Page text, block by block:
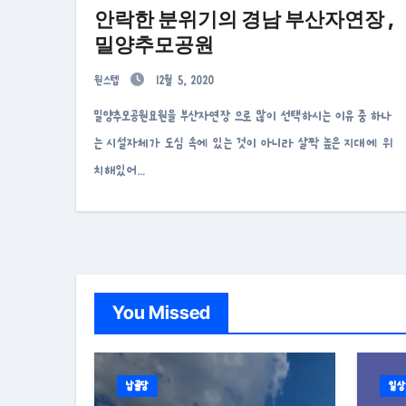
안락한 분위기의 경남 부산자연장 ,
밀양추모공원
원스텝 12월 5, 2020
밀양추모공원묘원을 부산자연장 으로 많이 선택하시는 이유 중 하나
는 시설자체가 도심 속에 있는 것이 아니라 살짝 높은 지대에 위
치해있어…
You Missed
납골당 일상